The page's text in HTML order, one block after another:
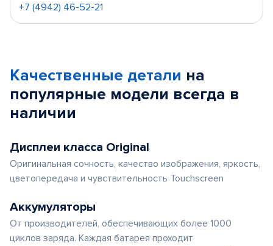
+7 (4942) 46-52-21
Качественные детали на
популярные модели всегда в
наличии
Дисплеи класса Original
Оригинальная сочность, качество изображения, яркость,
цветопередача и чувствительность Touchscreen
Аккумуляторы
От производителей, обеспечивающих более 1000
циклов заряда. Каждая батарея проходит